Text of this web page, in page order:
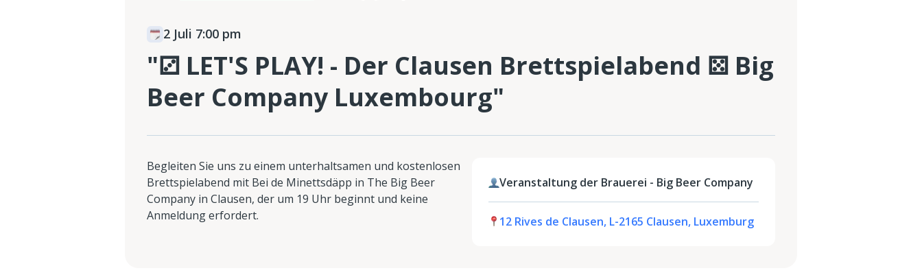
2 Juli 7:00 pm
"⚂ LET'S PLAY! - Der Clausen Brettspielabend ⚄ Big
Beer Company Luxembourg"
Begleiten Sie uns zu einem unterhaltsamen und kostenlosen
Brettspielabend mit Bei de Minettsdäpp in The Big Beer
Company in Clausen, der um 19 Uhr beginnt und keine
Anmeldung erfordert.
Veranstaltung der Brauerei - Big Beer Company
12 Rives de Clausen, L-2165 Clausen, Luxemburg